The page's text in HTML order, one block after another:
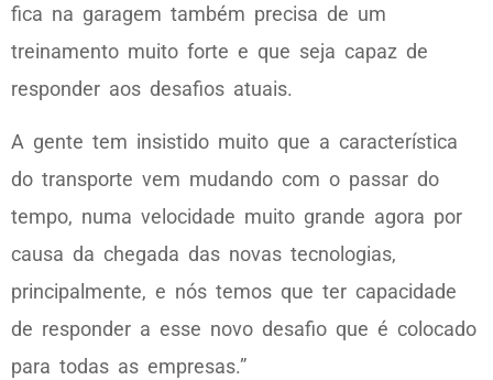
fica na garagem também precisa de um
treinamento muito forte e que seja capaz de
responder aos desafios atuais.
A gente tem insistido muito que a característica
do transporte vem mudando com o passar do
tempo, numa velocidade muito grande agora por
causa da chegada das novas tecnologias,
principalmente, e nós temos que ter capacidade
de responder a esse novo desafio que é colocado
para todas as empresas.”